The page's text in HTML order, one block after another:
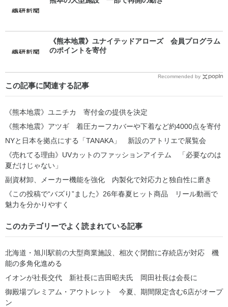
《熊本地震》ユナイテッドアローズ 会員プログラム
のポイントを寄付
Recommended by
この記事に関連する記事
《熊本地震》ユニチカ 寄付金の提供を決定
《熊本地震》アツギ 着圧カーフカバーや下着など約4000点を寄付
NYと日本を拠点にする「TANAKA」 新設のアトリエで展覧会
《売れてる理由》UVカットのファッションアイテム 「必要なのは
夏だけじゃない」
副資材卸、メーカー機能を強化 内製化で対応力と独自性に磨き
《この投稿で“バズり”ました》26年春夏ヒット商品 リール動画で
魅力を分かりやすく
このカテゴリーでよく読まれている記事
北海道・旭川駅前の大型商業施設、相次ぐ閉館に存続店が対応 機
能の多角化進める
イオンが社長交代 新社長に吉田昭夫氏 岡田社長は会長に
御殿場プレミアム・アウトレット 今夏、期間限定含む6店がオープ
ン